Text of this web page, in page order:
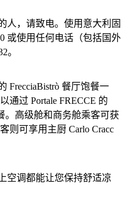
人，请致电。使用意大利固
或使用任何电话（包括国外
。
FrecciaBistrò 餐厅饱餐一
通过 Portale FRECCE 的
。高级舱和商务舱乘客可获
则可享用主厨 Carlo Cracc
空调都能让您保持舒适凉